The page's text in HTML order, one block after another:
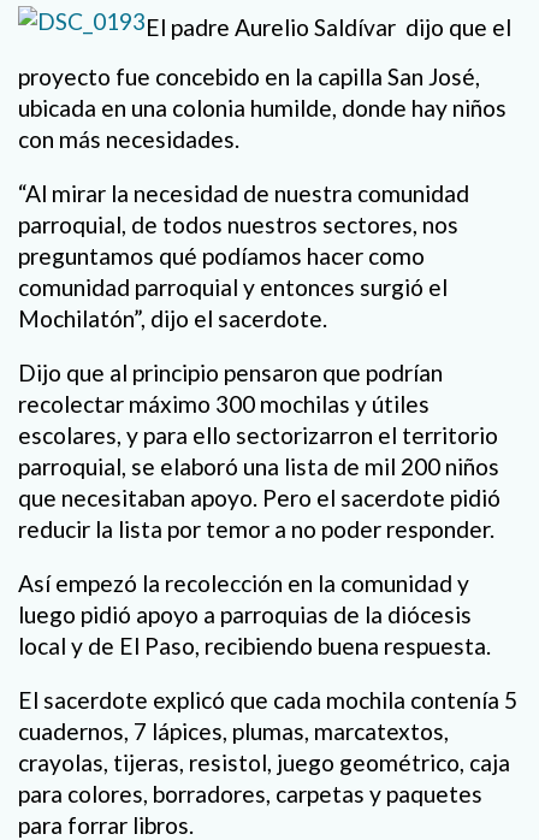
El padre Aurelio Saldívar dijo que el
proyecto fue concebido en la capilla San José,
ubicada en una colonia humilde, donde hay niños
con más necesidades.
“Al mirar la necesidad de nuestra comunidad
parroquial, de todos nuestros sectores, nos
preguntamos qué podíamos hacer como
comunidad parroquial y entonces surgió el
Mochilatón”, dijo el sacerdote.
Dijo que al principio pensaron que podrían
recolectar máximo 300 mochilas y útiles
escolares, y para ello sectorizarron el territorio
parroquial, se elaboró una lista de mil 200 niños
que necesitaban apoyo. Pero el sacerdote pidió
reducir la lista por temor a no poder responder.
Así empezó la recolección en la comunidad y
luego pidió apoyo a parroquias de la diócesis
local y de El Paso, recibiendo buena respuesta.
El sacerdote explicó que cada mochila contenía 5
cuadernos, 7 lápices, plumas, marcatextos,
crayolas, tijeras, resistol, juego geométrico, caja
para colores, borradores, carpetas y paquetes
para forrar libros.